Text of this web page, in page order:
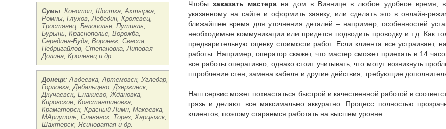
Сумы: Конотоп, Шостка, Ахтырка,
Ромны, Глухов, Лебедин, Кролевец,
Тростянец, Белополье, Путивль,
Бурынь, Краснополье, Ворожба,
Середина-Буда, Воронеж, Свесса,
Недригайлов, Степановка, Липовая
Долина, Кролевец и др.
Донецк: Авдеевка, Артемовск, Угледар,
Горловка, Дебальцево, Дзержинск,
Дкучаевск, Енакиево, Ждановка,
Кировское, Константиновка,
Краматорск, Красный Лимн, Макеевка,
МАриуполь, Славянск, Торез, Харцызск,
Шахтерск, Ясиноватая и др.
Чтобызаказать мастера на дом в Виннице в любое удобное время,
указанному на сайте и оформить заявку, или сделать это в онлайн-
ближайшее время для уточнения деталей – например, особенностей
необходимые коммуникации или придется подводить проводку и т.д. Как
предварительную оценку стоимости работ. Если клиента все устраивает,
работы. Например, оператор скажет, что мастер сможет приехать в 14
все работы оперативно, однако стоит учитывать, что могут возникнуть
штробление стен, замена кабеля и другие действия, требующие
Наш сервис может похвастаться быстрой и качественной работой в соответствии с оговоренным графиком, а специалисты не разводят
грязь и делают все максимально аккуратно. Процесс полностью
клиентов, поэтому стараемся работать на высшем уровне.